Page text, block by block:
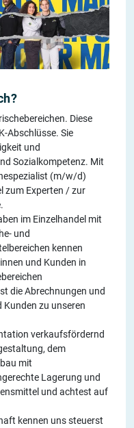
Diese
Abschlüsse. Sie
und
Sozialkompetenz. Mit
(m/w/d)
zum Experten / zur
im Einzelhandel mit
und
kennen
und Kunden in
die Abrechnungen und
Kunden zu unseren
verkaufsfördernd
dem
mit
Lagerung und
und achtest auf
kennen uns steuerst